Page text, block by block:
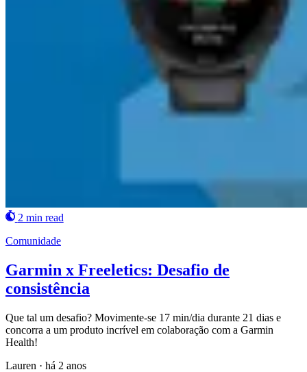
2 min read
Comunidade
Garmin x Freeletics: Desafio de
consistência
Que tal um desafio? Movimente-se 17 min/dia durante 21 dias e
concorra a um produto incrível em colaboração com a Garmin
Health!
Lauren · há 2 anos